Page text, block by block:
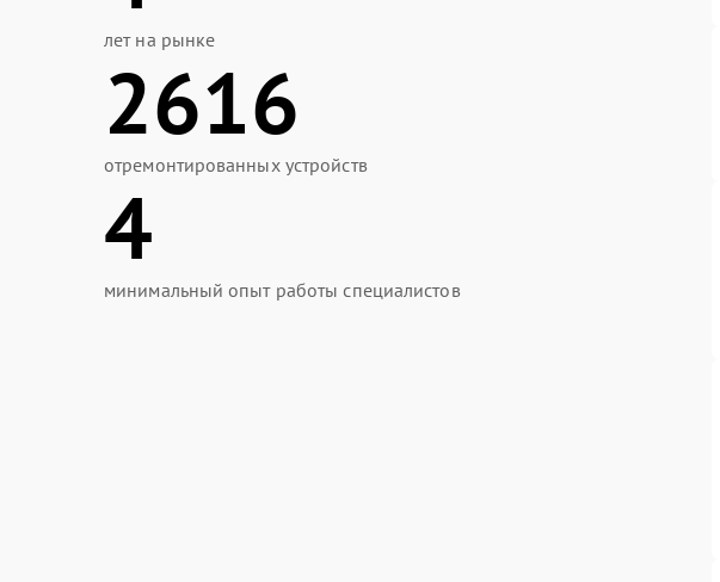
лет на рынке
2616
отремонтированных устройств
4
минимальный опыт работы специалистов